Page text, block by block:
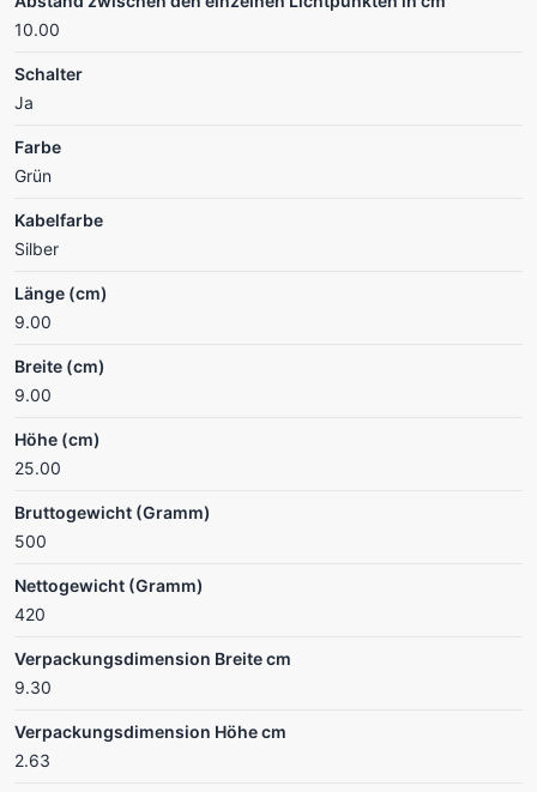
10.00
Schalter
Ja
Farbe
Grün
Kabelfarbe
Silber
Länge (cm)
9.00
Breite (cm)
9.00
Höhe (cm)
25.00
Bruttogewicht (Gramm)
500
Nettogewicht (Gramm)
420
Verpackungsdimension Breite cm
9.30
Verpackungsdimension Höhe cm
2.63